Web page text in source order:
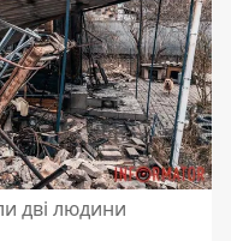
дві людини